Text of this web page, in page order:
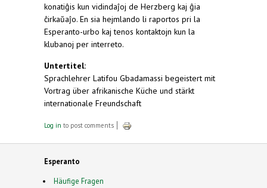
konatiĝis kun vidindaĵoj de Herzberg kaj ĝia
ĉirkaŭaĵo. En sia hejmlando li raportos pri la
Esperanto-urbo kaj tenos kontaktojn kun la
klubanoj per interreto.
Untertitel:
Sprachlehrer Latifou Gbadamassi begeistert mit
Vortrag über afrikanische Küche und stärkt
internationale Freundschaft
Log in to post comments
Esperanto
Häufige Fragen